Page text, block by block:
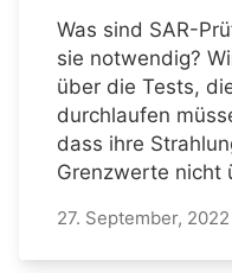
Was sind SAR-
sie notwendig?
über die Tests,
durchlaufen
dass ihre
Grenzwerte nicht
27. September, 2022